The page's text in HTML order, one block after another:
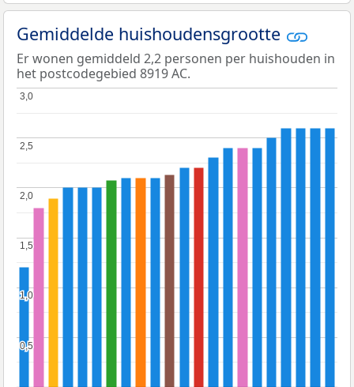
Gemiddelde huishoudensgrootte
Er wonen gemiddeld 2,2 personen per huishouden in
het postcodegebied 8919 AC.
0,5
0,5
1,0
1,0
1,5
1,5
2,0
2,0
2,5
2,5
3,0
3,0